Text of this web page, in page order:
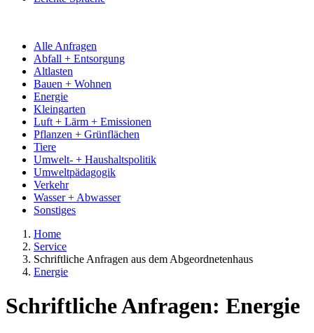
Alle Anfragen
Abfall + Entsorgung
Altlasten
Bauen + Wohnen
Energie
Kleingarten
Luft + Lärm + Emissionen
Pflanzen + Grünflächen
Tiere
Umwelt- + Haushaltspolitik
Umweltpädagogik
Verkehr
Wasser + Abwasser
Sonstiges
Home
Service
Schriftliche Anfragen aus dem Abgeordnetenhaus
Energie
Schriftliche Anfragen: Energie